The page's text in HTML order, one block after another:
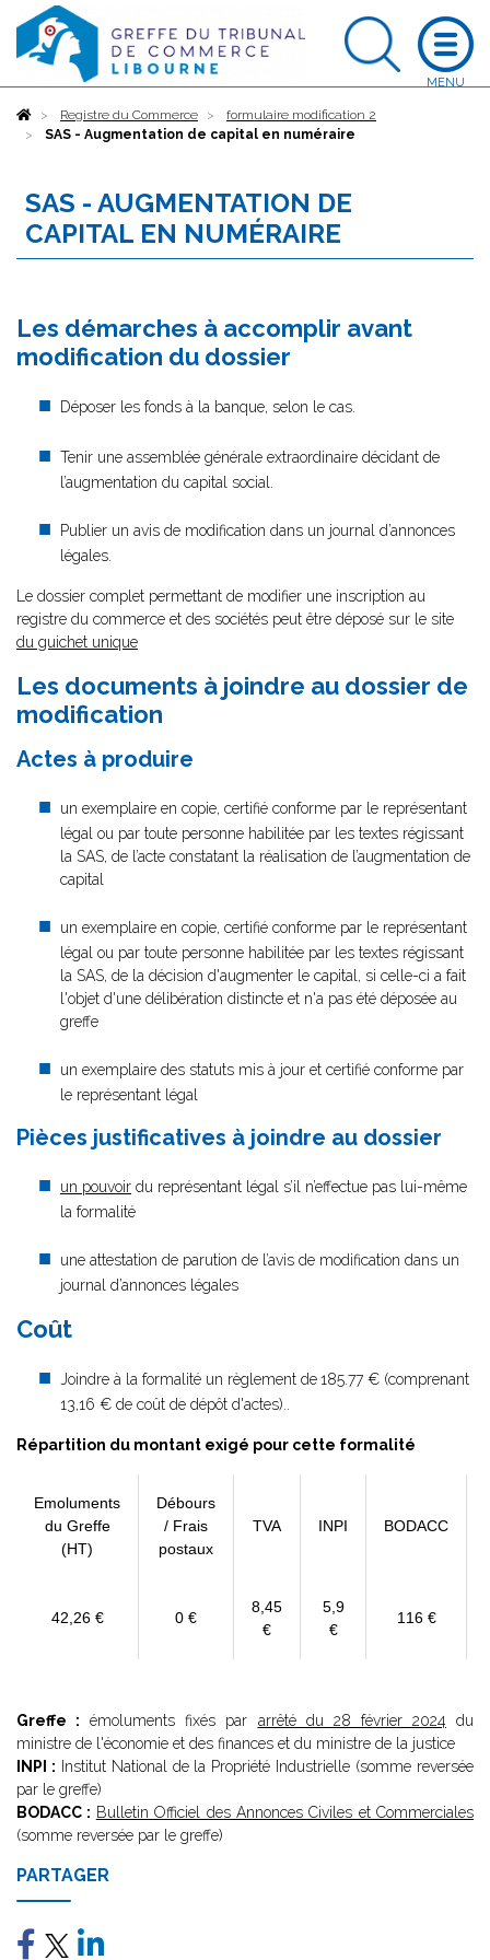
AccueilRegistre du Commerce
formulaire modification 2
SAS - Augmentation de capital en numéraire
SAS - AUGMENTATION DE
CAPITAL EN NUMÉRAIRE
Les démarches à accomplir avant
modification du dossier
Déposer les fonds à la banque, selon le cas.
Tenir une assemblée générale extraordinaire décidant de
l’augmentation du capital social.
Publier un avis de modification dans un journal d’annonces
légales.
Le dossier complet permettant de modifier une inscription au
registre du commerce et des sociétés peut être déposé sur le site
du guichet unique
Les documents à joindre au dossier de
modification
Actes à produire
un exemplaire en copie, certifié conforme par le représentant
légal ou par toute personne habilitée par les textes régissant
la SAS, de l’acte constatant la réalisation de l’augmentation de
capital
un exemplaire en copie, certifié conforme par le représentant
légal ou par toute personne habilitée par les textes régissant
la SAS, de la décision d'augmenter le capital, si celle-ci a fait
l'objet d'une délibération distincte et n'a pas été déposée au
greffe
un exemplaire des statuts mis à jour et certifié conforme par
le représentant légal
Pièces justificatives à joindre au dossier
un pouvoir du représentant légal s’il n’effectue pas lui-même
la formalité
une attestation de parution de l’avis de modification dans un
journal d’annonces légales
Coût
Joindre à la formalité un règlement de185.77 € (comprenant
13,16 € de coût de dépôt d'actes)..
Répartition du montant exigé pour cette formalité
Emoluments
du Greffe
(HT)
Débours
/ Frais
postaux
TVA INPI BODACC
42,26 € 0 €
8,45
€
5,9
€
116 €
Greffe : émoluments fixés par arrêté du 28 février 2024 du
ministre de l'économie et des finances et du ministre de la justice
INPI : Institut National de la Propriété Industrielle (somme reversée
par le greffe)
BODACC : Bulletin Officiel des Annonces Civiles et Commerciales
(somme reversée par le greffe)
PARTAGER